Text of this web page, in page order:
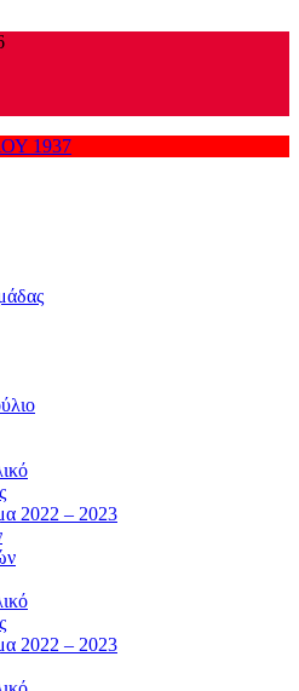
2022 – 2023
2022 – 2023